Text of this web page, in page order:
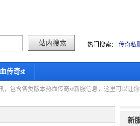
热门搜索： 传奇私
传奇sf
包含各类版本热血传奇sf新服信息，这里可以让
新